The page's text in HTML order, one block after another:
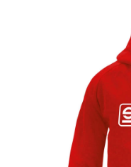
FANOUŠCI